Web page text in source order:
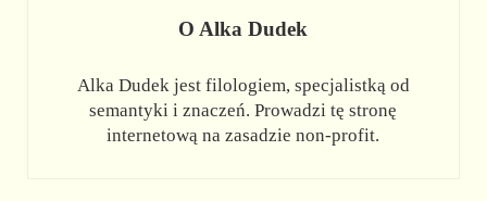
O Alka Dudek
Alka Dudek jest filologiem, specjalistką od
semantyki i znaczeń. Prowadzi tę stronę
internetową na zasadzie non-profit.